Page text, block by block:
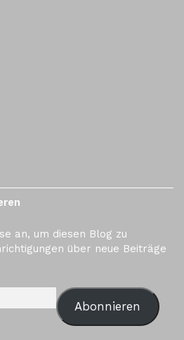
an, um diesen Blog zu
über neue Beiträge
Abonnieren